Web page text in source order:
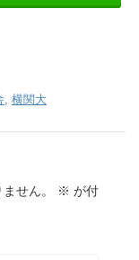
, 横関大
せん。 ※ が付